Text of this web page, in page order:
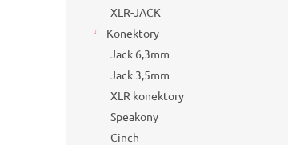
XLR-JACK
Konektory
Jack 6,3mm
Jack 3,5mm
XLR konektory
Speakony
Cinch